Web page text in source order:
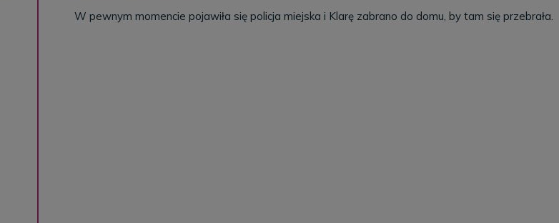
W pewnym momencie pojawiła się policja miejska i Klarę zabrano do domu, by tam się przebrała.